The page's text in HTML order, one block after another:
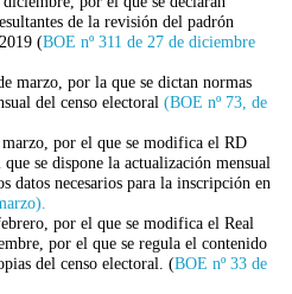
de la revisión del padrón
(BOE nº 311 de 27 de diciembre
marzo, por la que se dictan normas
del censo electoral (BOE nº 73, de
por el que se modifica el RD
se dispone la actualización mensual
datos necesarios para la inscripción en
por el que se modifica el Real
por el que se regula el contenido
del censo electoral. (BOE nº 33 de